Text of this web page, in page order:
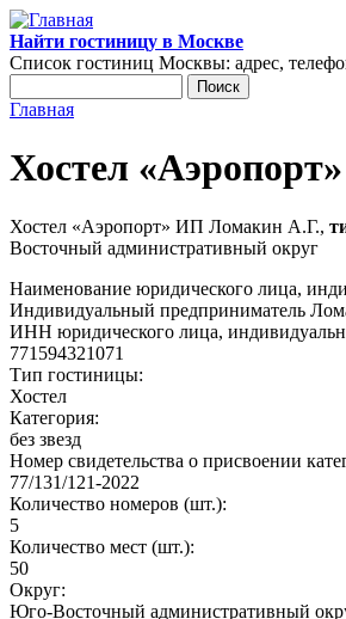
Перейти к основному содержанию
Найти гостиницу в Москве
Список гостиниц Москвы: адрес,
Форма поиска
Главная
Хостел
Хостел «Аэропорт» ИП Ломакин А.Г.,
Восточный административный округ
Наименование юридического лица,
Индивидуальный предприниматель
ИНН юридического лица,
771594321071
Тип гостиницы:
Хостел
Категория:
без звезд
Номер свидетельства о присвоении
77/131/121-2022
Количество номеров (шт.):
5
Количество мест (шт.):
50
Округ:
Юго-Восточный административный